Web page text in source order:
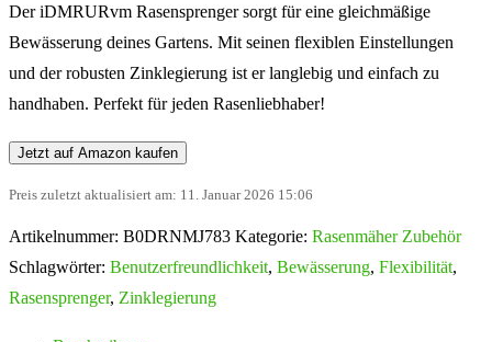
Der iDMRURvm Rasensprenger sorgt für eine gleichmäßige
Bewässerung deines Gartens. Mit seinen flexiblen Einstellungen
und der robusten Zinklegierung ist er langlebig und einfach zu
handhaben. Perfekt für jeden Rasenliebhaber!
Jetzt auf Amazon kaufen
Preis zuletzt aktualisiert am: 11. Januar 2026 15:06
Artikelnummer: B0DRNMJ783 Kategorie: Rasenmäher Zubehör
Schlagwörter: Benutzerfreundlichkeit, Bewässerung, Flexibilität,
Rasensprenger, Zinklegierung